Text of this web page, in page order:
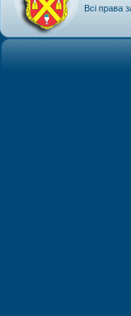
Всі права